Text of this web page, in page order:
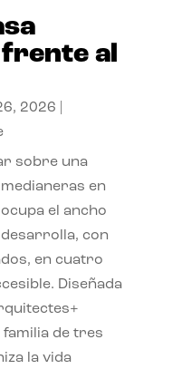
al
2026
sobre una
en
el ancho
con
en cuatro
Diseñada
de tres
la vida